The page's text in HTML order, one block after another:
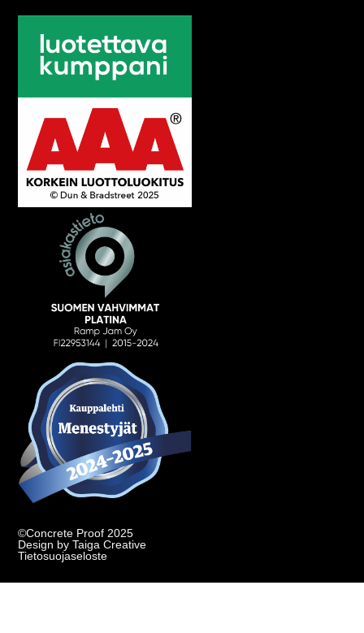
©Concrete Proof 2025
Design by Taiga Creative
Tietosuojaseloste